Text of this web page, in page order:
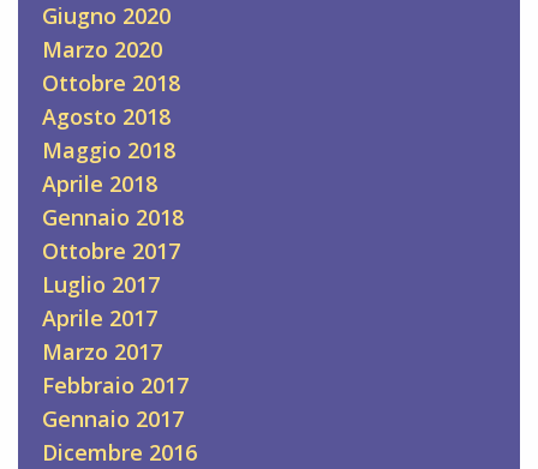
Giugno 2020
Marzo 2020
Ottobre 2018
Agosto 2018
Maggio 2018
Aprile 2018
Gennaio 2018
Ottobre 2017
Luglio 2017
Aprile 2017
Marzo 2017
Febbraio 2017
Gennaio 2017
Dicembre 2016